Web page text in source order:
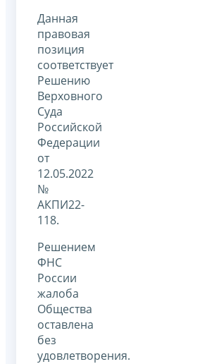
Данная
правовая
позиция
соответствует
Решению
Верховного
Суда
Российской
Федерации
от
12.05.2022
№
АКПИ22-
118.
Решением
ФНС
России
жалоба
Общества
оставлена
без
удовлетворения.